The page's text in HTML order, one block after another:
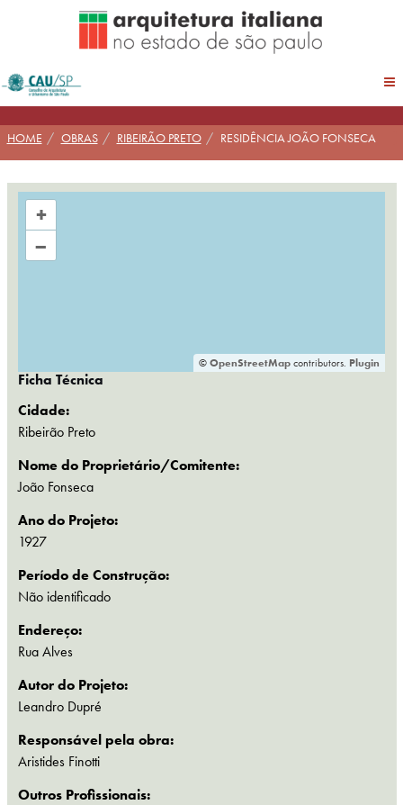
HOME OBRAS RIBEIRÃO PRETO RESIDÊNCIA JOÃO FONSECA
+
–
©OpenStreetMapcontributors. Plugin
Ficha Técnica
Cidade:
Ribeirão Preto
Nome do Proprietário/Comitente:
João Fonseca
Ano do Projeto:
1927
Período de Construção:
Não identificado
Endereço:
Rua Alves
Autor do Projeto:
Leandro Dupré
Responsável pela obra:
Aristides Finotti
Outros Profissionais: